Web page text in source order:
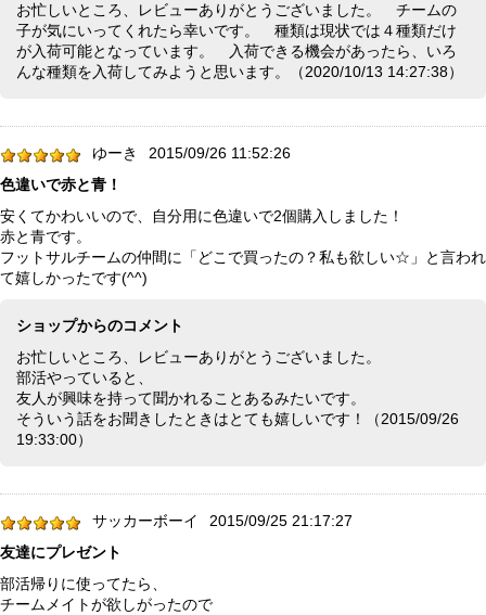
お忙しいところ、レビューありがとうございました。 チームの
子が気にいってくれたら幸いです。 種類は現状では４種類だけ
が入荷可能となっています。 入荷できる機会があったら、いろ
んな種類を入荷してみようと思います。（2020/10/13 14:27:38）
ゆーき
2015/09/26 11:52:26
色違いで赤と青！
安くてかわいいので、自分用に色違いで2個購入しました！
赤と青です。
フットサルチームの仲間に「どこで買ったの？私も欲しい☆」と言われ
て嬉しかったです(^^)
ショップからのコメント
お忙しいところ、レビューありがとうございました。
部活やっていると、
友人が興味を持って聞かれることあるみたいです。
そういう話をお聞きしたときはとても嬉しいです！（2015/09/26
19:33:00）
サッカーボーイ
2015/09/25 21:17:27
友達にプレゼント
部活帰りに使ってたら、
チームメイトが欲しがったので